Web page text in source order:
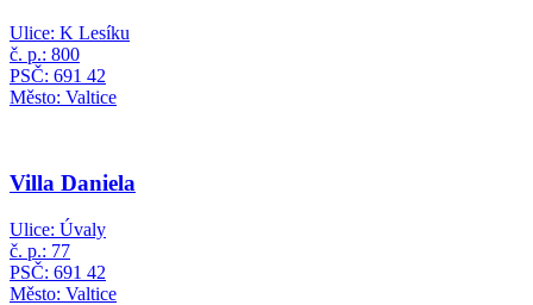
Ulice: K Lesíku
č. p.: 800
PSČ: 691 42
Město: Valtice
Villa Daniela
Ulice: Úvaly
č. p.: 77
PSČ: 691 42
Město: Valtice